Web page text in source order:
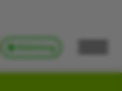
Kidsitting